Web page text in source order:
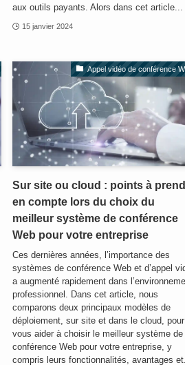
aux outils payants. Alors dans cet article...
15 janvier 2024
Appel vidéo de conférence
Sur site ou cloud : points à
en compte lors du choix du
meilleur système de conférence
Web pour votre entreprise
Ces dernières années, l’importance des
systèmes de conférence Web et d’appel
a augmenté rapidement dans
professionnel. Dans cet article, nous
comparons deux principaux modèles de
déploiement, sur site et dans le cloud, pour
vous aider à choisir le meilleur système de
conférence Web pour votre entreprise, y
compris leurs fonctionnalités, avantages